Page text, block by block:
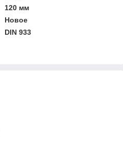
120 мм
Новое
DIN 933